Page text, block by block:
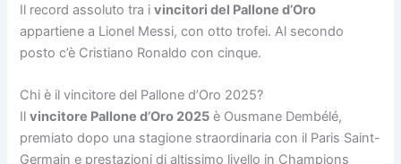
Il record assoluto tra ivincitori del Pallone d’Oro
appartiene a Lionel Messi, con otto trofei. Al secondo
posto c’è Cristiano Ronaldo con cinque.
Chi è il vincitore del Pallone d’Oro 2025?
Ilvincitore Pallone d’Oro 2025 è Ousmane Dembélé,
premiato dopo una stagione straordinaria con il Paris Saint-
Germain e prestazioni di altissimo livello in Champions